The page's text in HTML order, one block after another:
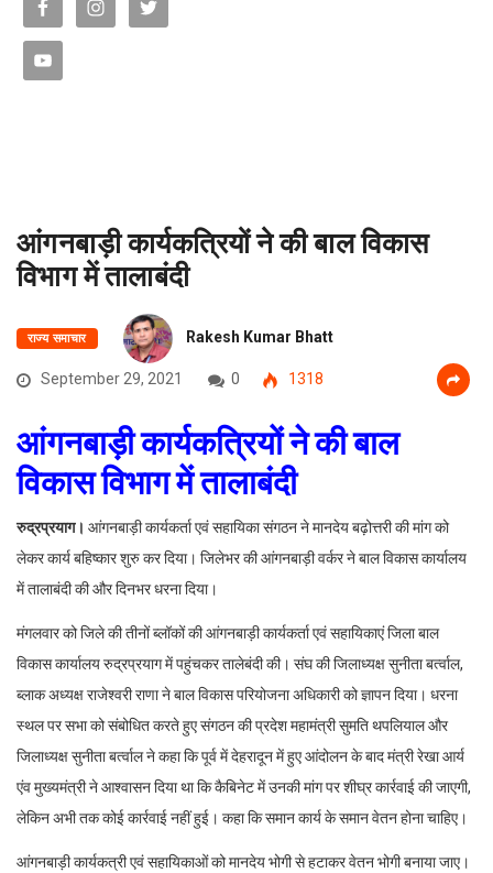
आंगनबाड़ी कार्यकत्रियों ने की बाल विकास
विभाग में तालाबंदी
राज्य समाचार Rakesh Kumar Bhatt
September 29, 2021 0 1318
आंगनबाड़ी कार्यकत्रियों ने की बाल
विकास विभाग में तालाबंदी
रुद्रप्रयाग। आंगनबाड़ी कार्यकर्ता एवं सहायिका संगठन ने मानदेय बढ़ोत्तरी की मांग को
लेकर कार्य बहिष्कार शुरु कर दिया। जिलेभर की आंगनबाड़ी वर्कर ने बाल विकास कार्यालय
में तालाबंदी की और दिनभर धरना दिया।
मंगलवार को जिले की तीनों ब्लॉकों की आंगनबाड़ी कार्यकर्ता एवं सहायिकाएं जिला बाल
विकास कार्यालय रुद्रप्रयाग में पहुंचकर तालेबंदी की। संघ की जिलाध्यक्ष सुनीता बर्त्वाल,
ब्लाक अध्यक्ष राजेश्वरी राणा ने बाल विकास परियोजना अधिकारी को ज्ञापन दिया। धरना
स्थल पर सभा को संबोधित करते हुए संगठन की प्रदेश महामंत्री सुमति थपलियाल और
जिलाध्यक्ष सुनीता बर्त्वाल ने कहा कि पूर्व में देहरादून में हुए आंदोलन के बाद मंत्री रेखा आर्य
एंव मुख्यमंत्री ने आश्वासन दिया था कि कैबिनेट में उनकी मांग पर शीघ्र कार्रवाई की जाएगी,
लेकिन अभी तक कोई कार्रवाई नहीं हुई। कहा कि समान कार्य के समान वेतन होना चाहिए।
आंगनबाड़ी कार्यकत्री एवं सहायिकाओं को मानदेय भोगी से हटाकर वेतन भोगी बनाया जाए।